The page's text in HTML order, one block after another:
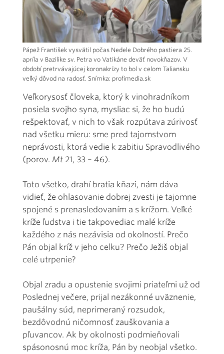
Pápež František vysvätil počas Nedele Dobrého pastiera 25.
apríla v Bazilike sv. Petra vo Vatikáne deväť novokňazov. V
období pretrvávajúcej koronakrízy to bol v celom Taliansku
veľký dôvod na radosť. Snímka: profimedia.sk
Veľkorysosť človeka, ktorý k vinohradníkom
posiela svojho syna, mysliac si, že ho budú
rešpektovať, v nich to však rozpútava zúrivosť
nad všetku mieru: sme pred tajomstvom
neprávosti, ktorá vedie k zabitiu Spravodlivého
(porov. Mt 21, 33 – 46).
Toto všetko, drahí bratia kňazi, nám dáva
vidieť, že ohlasovanie dobrej zvesti je tajomne
spojené s prenasledovaním a s krížom. Veľké
kríže ľudstva i tie takpovediac malé kríže
každého z nás nezávisia od okolností. Prečo
Pán objal kríž v jeho celku? Prečo Ježiš objal
celé utrpenie?
Objal zradu a opustenie svojimi priateľmi už od
Poslednej večere, prijal nezákonné uväznenie,
paušálny súd, neprimeraný rozsudok,
bezdôvodnú ničomnosť zauškovania a
pľuvancov. Ak by okolnosti podmieňovali
spásonosnú moc kríža, Pán by neobjal všetko.